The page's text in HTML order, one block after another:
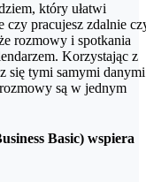
który ułatwi
pracujesz zdalnie
rozmowy i spotkania
Korzystając z
się tymi samymi
są w jednym
Basic) wspiera